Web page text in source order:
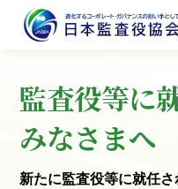
監査役等に
みなさまへ
新たに監査役等に就任さ